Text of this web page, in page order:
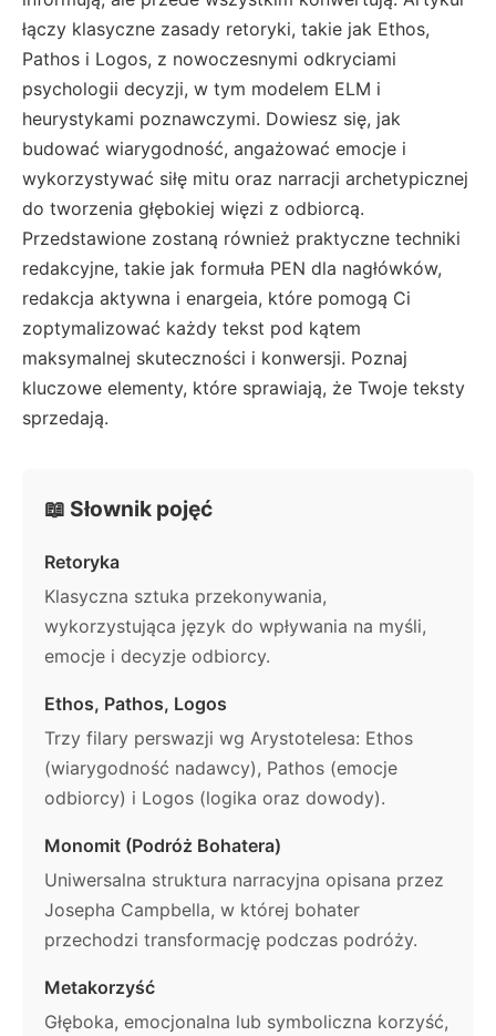
łączy klasyczne zasady retoryki, takie jak Ethos,
Pathos i Logos, z nowoczesnymi odkryciami
psychologii decyzji, w tym modelem ELM i
heurystykami poznawczymi. Dowiesz się, jak
budować wiarygodność, angażować emocje i
wykorzystywać siłę mitu oraz narracji archetypicznej
do tworzenia głębokiej więzi z odbiorcą.
Przedstawione zostaną również praktyczne techniki
redakcyjne, takie jak formuła PEN dla nagłówków,
redakcja aktywna i enargeia, które pomogą Ci
zoptymalizować każdy tekst pod kątem
maksymalnej skuteczności i konwersji. Poznaj
kluczowe elementy, które sprawiają, że Twoje teksty
sprzedają.
📖 Słownik pojęć
Retoryka
Klasyczna sztuka przekonywania,
wykorzystująca język do wpływania na myśli,
emocje i decyzje odbiorcy.
Ethos, Pathos, Logos
Trzy filary perswazji wg Arystotelesa: Ethos
(wiarygodność nadawcy), Pathos (emocje
odbiorcy) i Logos (logika oraz dowody).
Monomit (Podróż Bohatera)
Uniwersalna struktura narracyjna opisana przez
Josepha Campbella, w której bohater
przechodzi transformację podczas podróży.
Metakorzyść
Głęboka, emocjonalna lub symboliczna korzyść,